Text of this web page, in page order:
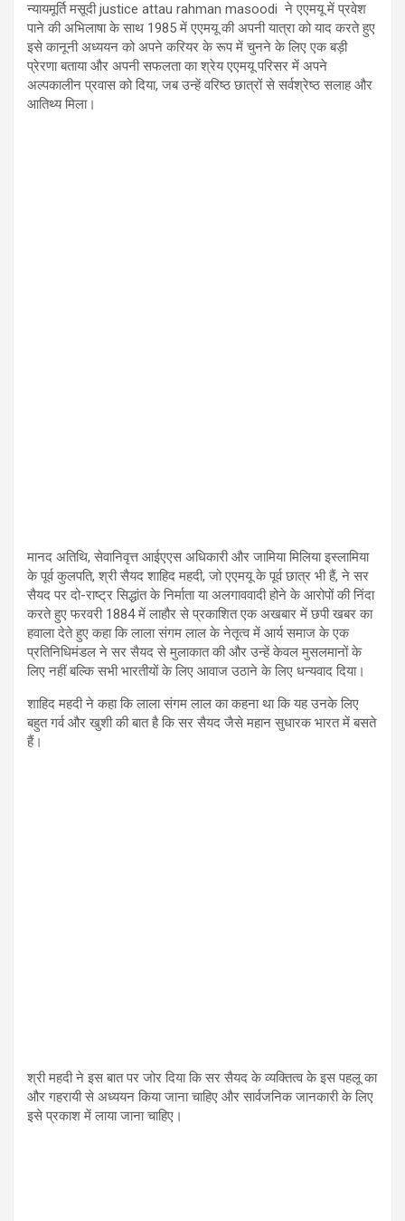
न्यायमूर्ति मसूदी justice attau rahman masoodi ने एएमयू में प्रवेश
पाने की अभिलाषा के साथ 1985में एएमयू की अपनी यात्रा को याद करते हुए
इसे कानूनी अध्ययन को अपने करियर के रूप में चुनने के लिए एक बड़ी
प्रेरणा बताया और अपनी सफलता का श्रेय एएमयू परिसर में अपने
अल्पकालीन प्रवास को दिया,जब उन्हें वरिष्ठ छात्रों से सर्वश्रेष्ठ सलाह और
आतिथ्य मिला।
मानद अतिथि,सेवानिवृत्त आईएएस अधिकारी और जामिया मिलिया इस्लामिया
के पूर्व कुलपति,श्री सैयद शाहिद महदी,जो एएमयू के पूर्व छात्र भी हैं,ने सर
सैयद पर दो-राष्ट्र सिद्धांत के निर्माता या अलगाववादी होने के आरोपों की निंदा
करते हुए फरवरी 1884में लाहौर से प्रकाशित एक अखबार में छपी खबर का
हवाला देते हुए कहा कि लाला संगम लाल के नेतृत्व में आर्य समाज के एक
प्रतिनिधिमंडल ने सर सैयद से मुलाकात की और उन्हें केवल मुसलमानों के
लिए नहीं बल्कि सभी भारतीयों के लिए आवाज उठाने के लिए धन्यवाद दिया।
शाहिद महदी ने कहा कि लाला संगम लाल का कहना था कि यह उनके लिए
बहुत गर्व और खुशी की बात है कि सर सैयद जैसे महान सुधारक भारत में बसते
हैं।
श्री महदी ने इस बात पर जोर दिया कि सर सैयद के व्यक्तित्व के इस पहलू का
और गहरायी से अध्ययन किया जाना चाहिए और सार्वजनिक जानकारी के लिए
इसे प्रकाश में लाया जाना चाहिए।